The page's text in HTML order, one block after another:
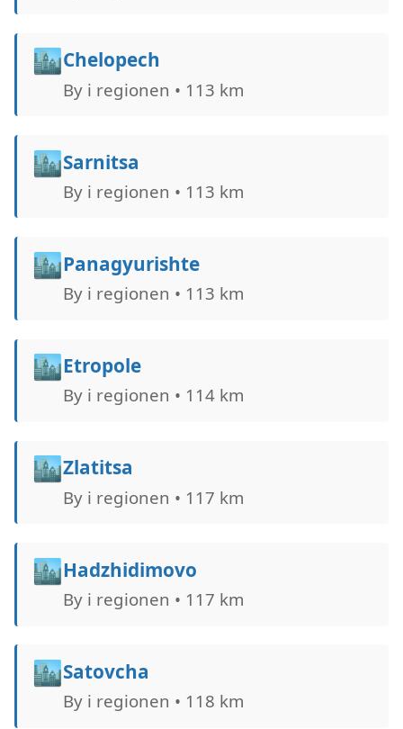
🏙️Chelopech
By i regionen • 113 km
🏙️Sarnitsa
By i regionen • 113 km
🏙️Panagyurishte
By i regionen • 113 km
🏙️Etropole
By i regionen • 114 km
🏙️Zlatitsa
By i regionen • 117 km
🏙️Hadzhidimovo
By i regionen • 117 km
🏙️Satovcha
By i regionen • 118 km